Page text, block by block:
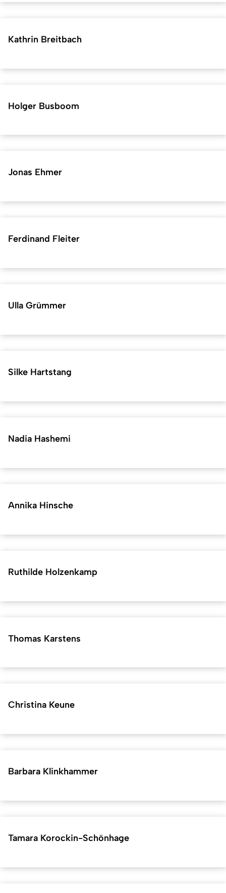
Kathrin Breitbach
Holger Busboom
Jonas Ehmer
Ferdinand Fleiter
Ulla Grümmer
Silke Hartstang
Nadia Hashemi
Annika Hinsche
Ruthilde Holzenkamp
Thomas Karstens
Christina Keune
Barbara Klinkhammer
Tamara Korockin-Schönhage